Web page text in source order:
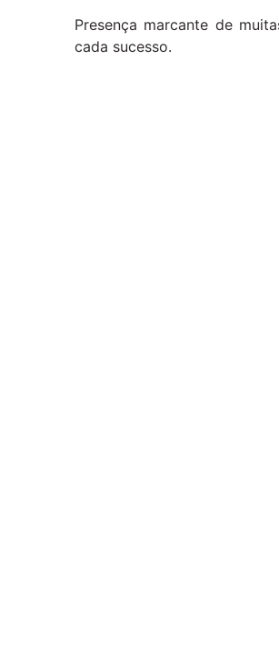
Presença marcante de
cada sucesso.